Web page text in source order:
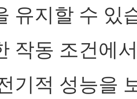
유지할 수 있
작동 조건에
기적 성능을